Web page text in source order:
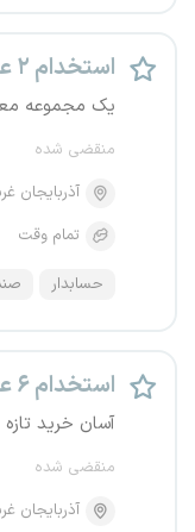
استخدام ۲ عنوان شغلی
یک مجموعه
منقضی شده
آذربایجان
تمام وقت
حسابدار
استخدام ۶ عنوان شغلی
آسان خرید تازه
منقضی شده
آذربایجان